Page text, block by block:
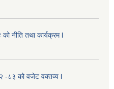
नीति तथा कार्यक्रम l
-८३ को वजेट वक्तव्य l